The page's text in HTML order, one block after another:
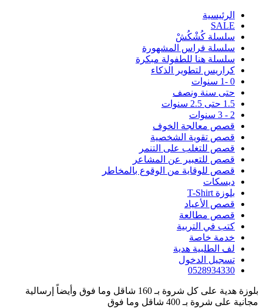
اﻟﺮﺋﻴﺴﻴﺔ
SALE
سلسلة كُشْكُشْ
سلسلة فراس المشهورة
سلسلة هنا للطفولة مبكرة
كراريس لتطوير الذكاء
0 -1 سنوات
حتى سنة ونصف
1.5 حتى 2.5 سنوات
2 - 3 سنوات
قصص معالجة الخوف
قصص تقوية الشخصية
قصص للتغلب على التنمر
قصص للتعبير عن المشاعر
قصص للوقاية من الوقوع بالمخاطر
ديسكات
بلوزة T-Shirt
قصص الأعياد
قصص مطالعة
كتب في التربية
خدمة خاصة
لف الطلبية هدية
تسجيل الدخول
0528934330
بلوزة هدية على كل شروة بـ 160 شاقل وما فوق وأيضاً إرسالية
مجانية على شروة بـ 400 شاقل وما فوق